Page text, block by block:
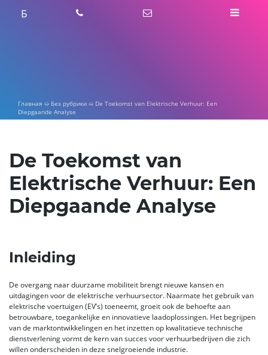
Б
Главная ➯ Без рубрики ➯ De Toekomst van Elektrische Verhuur: Een
Diepgaande Analyse
De Toekomst van
Elektrische Verhuur: Een
Diepgaande Analyse
Inleiding
De overgang naar duurzame mobiliteit brengt nieuwe kansen en
uitdagingen voor de elektrische verhuursector. Naarmate het gebruik van
elektrische voertuigen (EV’s) toeneemt, groeit ook de behoefte aan
betrouwbare, toegankelijke en innovatieve laadoplossingen. Het begrijpen
van de marktontwikkelingen en het inzetten op kwalitatieve technische
dienstverlening vormt de kern van succes voor verhuurbedrijven die zich
willen onderscheiden in deze snelgroeiende industrie.